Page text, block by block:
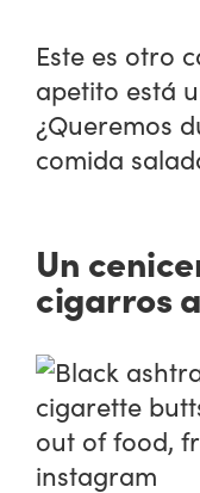
Este es otro
apetito está
¿Queremos
comida
Un
cigarros